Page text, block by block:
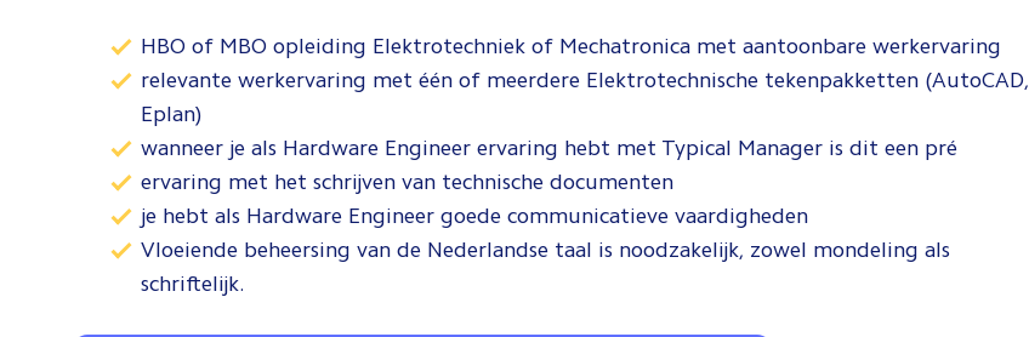
HBO of MBO opleiding Elektrotechniek of Mechatronica met aantoonbare werkervaring
relevante werkervaring met één of meerdere Elektrotechnische tekenpakketten (AutoCAD,
Eplan)
wanneer je als Hardware Engineer ervaring hebt met Typical Manager is dit een pré
ervaring met het schrijven van technische documenten
je hebt als Hardware Engineer goede communicatieve vaardigheden
Vloeiende beheersing van de Nederlandse taal is noodzakelijk, zowel mondeling als
schriftelijk.